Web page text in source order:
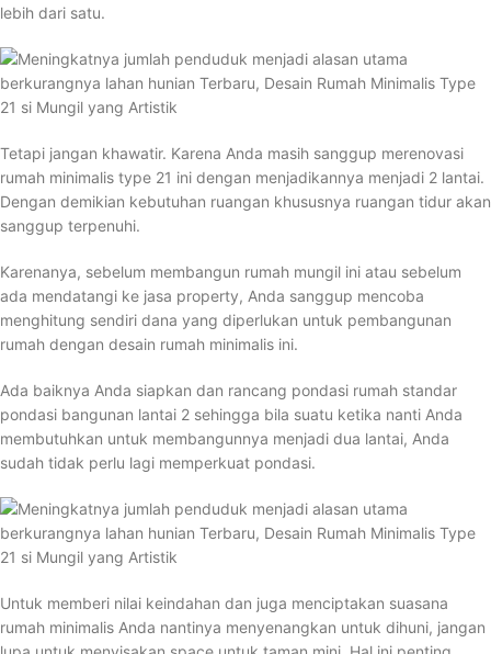
lebih dari satu.
Tetapi jangan khawatir. Karena Anda masih sanggup merenovasi
rumah minimalis type 21 ini dengan menjadikannya menjadi 2 lantai.
Dengan demikian kebutuhan ruangan khususnya ruangan tidur akan
sanggup terpenuhi.
Karenanya, sebelum membangun rumah mungil ini atau sebelum
ada mendatangi ke jasa property, Anda sanggup mencoba
menghitung sendiri dana yang diperlukan untuk pembangunan
rumah dengan desain rumah minimalis ini.
Ada baiknya Anda siapkan dan rancang pondasi rumah standar
pondasi bangunan lantai 2 sehingga bila suatu ketika nanti Anda
membutuhkan untuk membangunnya menjadi dua lantai, Anda
sudah tidak perlu lagi memperkuat pondasi.
Untuk memberi nilai keindahan dan juga menciptakan suasana
rumah minimalis Anda nantinya menyenangkan untuk dihuni, jangan